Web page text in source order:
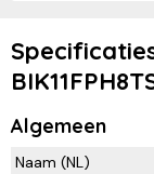
Algemeen
Naam (NL)